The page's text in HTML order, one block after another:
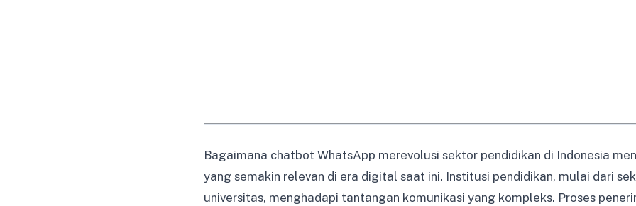
Bagaimana chatbot WhatsApp merevolusi sektor pendidikan di Indonesia
yang semakin relevan di era digital saat ini. Institusi pendidikan, mulai dari
universitas, menghadapi tantangan komunikasi yang kompleks. Proses